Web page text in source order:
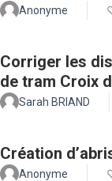
Anonyme
Corriger les
de tram Croix
Sarah BRIAND
Création
Anonyme